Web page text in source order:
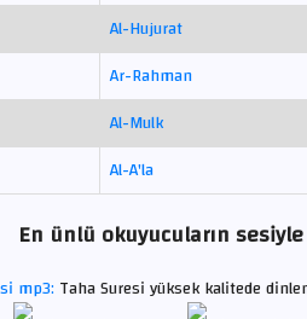
Al-Hujurat
Ar-Rahman
Al-Mulk
Al-A'la
En ünlü okuyucuların
mp3: Taha Suresi yüksek kalitede